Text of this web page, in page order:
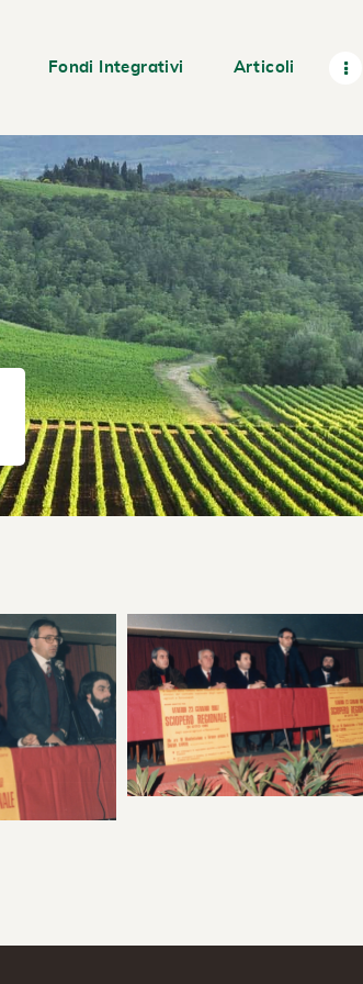
Fondi Integrativi Articoli